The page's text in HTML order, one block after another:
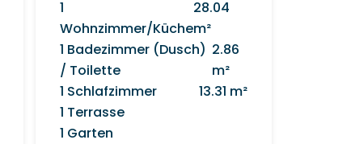
1
Wohnzimmer/Küche
28.04
m²
1 Badezimmer (Dusch)
/ Toilette
2.86
m²
1 Schlafzimmer
13.31 m²
1 Terrasse
1 Garten